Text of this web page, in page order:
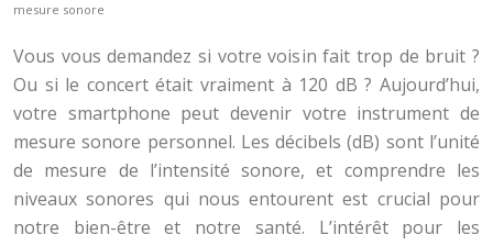
mesure sonore
Vous vous demandez si votre voisin fait trop de bruit ?
Ou si le concert était vraiment à 120 dB ? Aujourd’hui,
votre smartphone peut devenir votre instrument de
mesure sonore personnel. Les décibels (dB) sont l’unité
de mesure de l’intensité sonore, et comprendre les
niveaux sonores qui nous entourent est crucial pour
notre bien-être et notre santé. L’intérêt pour les